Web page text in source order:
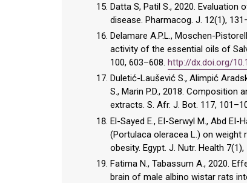
Datta S, Patil S., 2020.
disease. Pharmacog. J. 12(1),
Delamare A.P.L., Moschen-
activity of the essential oils of
100, 603–608. http://dx.doi.org/
Duletić-Laušević S., Alimpić
S., Marin P.D., 2018. Composition
extracts. S. Afr. J. Bot. 117,
El-Sayed E., EI-Serwyl M., Abd
(Portulaca oleracea L.) on
obesity. Egypt. J. Nutr. Health 7(1),
Fatima N., Tabassum A., 2020.
brain of male albino wistar rats